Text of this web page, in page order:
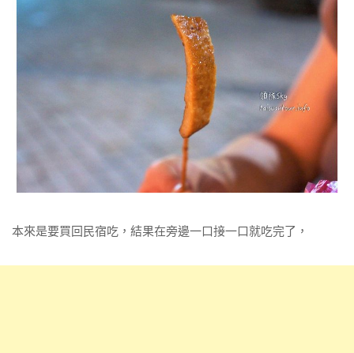
本來是要買回民宿吃，結果在旁邊一口接一口就吃完了，